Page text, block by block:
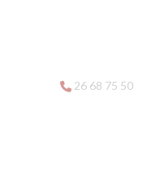
26 68 75 50